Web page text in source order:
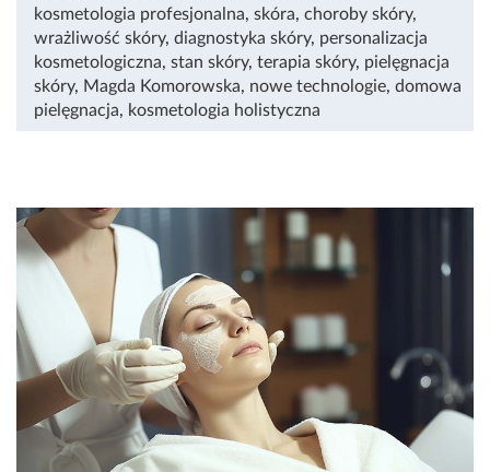
kosmetologia profesjonalna, skóra, choroby skóry,
wrażliwość skóry, diagnostyka skóry, personalizacja
kosmetologiczna, stan skóry, terapia skóry, pielęgnacja
skóry, Magda Komorowska, nowe technologie, domowa
pielęgnacja, kosmetologia holistyczna